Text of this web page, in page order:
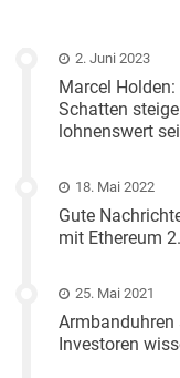
2. Juni 2023
Marcel
Schatten
lohnenswert
18. Mai 2022
Gute
mit Ethereum
25. Mai 2021
Armbanduhren
Investoren